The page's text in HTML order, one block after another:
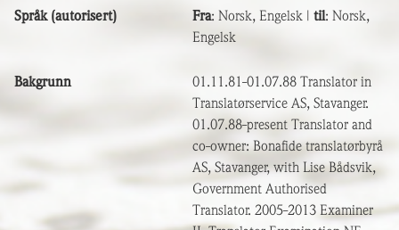
Språk (autorisert) Fra: Norsk, Engelsk | til: Norsk,
Engelsk
Bakgrunn
01.11.81-01.07.88 Translator in
Translatørservice AS, Stavanger.
01.07.88-present Translator and
co-owner: Bonafide translatørbyrå
AS, Stavanger, with Lise Bådsvik,
Government Authorised
Translator. 2005-2013 Examiner